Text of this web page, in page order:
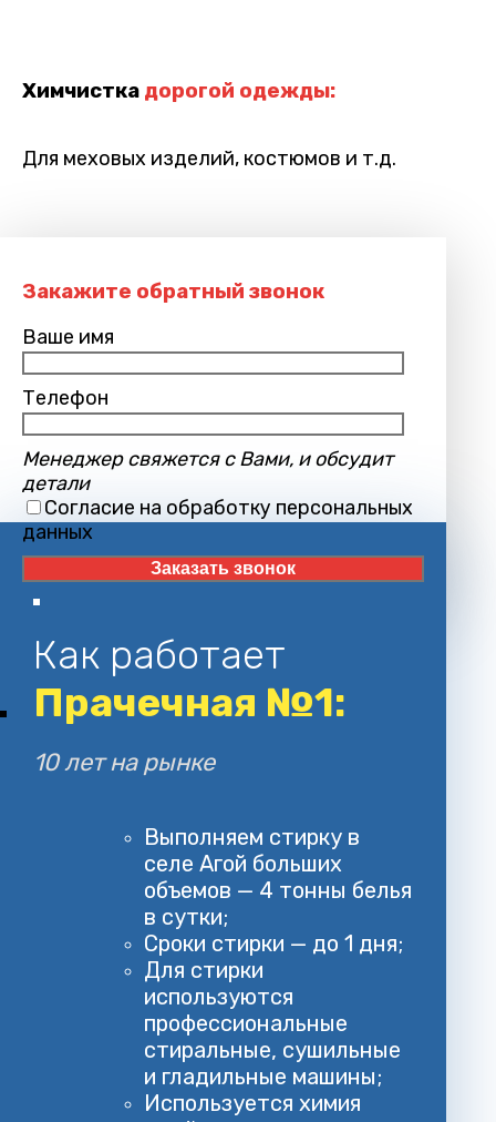
Химчистка дорогой одежды:
Для меховых изделий, костюмов и т.д.
Закажите обратный звонок
Ваше имя
Телефон
Менеджер свяжется с Вами, и обсудит
детали
Согласие на обработку персональных
данных
Как работает
Прачечная №1:
10 лет на рынке
Выполняем стирку в
селе Агой больших
объемов — 4 тонны белья
в сутки;
Сроки стирки — до 1 дня;
Для стирки
используются
профессиональные
стиральные, сушильные
и гладильные машины;
Используется химия